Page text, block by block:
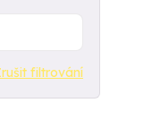
filtrování